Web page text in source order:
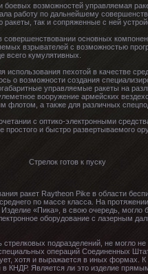
боевых возможностей управляемая
работу по дальнейшему
так и сопряженные с ней
основных
взрывателей с возможностью
всего кумулятивных.
использования пехотой в качестве
о возможности создания
управляемые ракеты на
вооружение армейских
а также для различных
с оптико-электронными
простого и быстро развертываемого
Стрелок готов к пуску
ракет Raytheon Pike в области
по массе класса. На
«Пика», в свою очередь,
оборудование с лазерным
подразделений, не могло
операций Соединенных
хотя и выражается в иных формах.
КНДР. Является ли это изделие